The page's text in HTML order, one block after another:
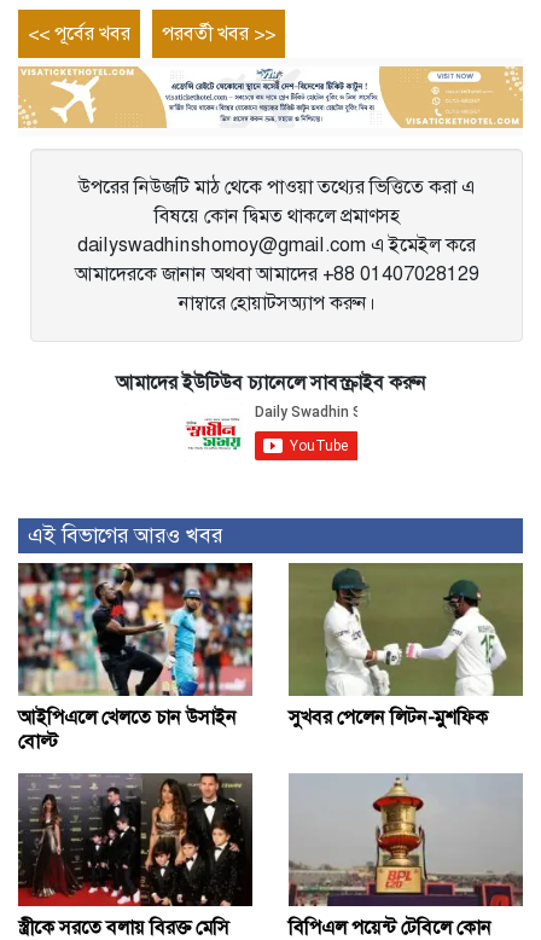
Post
navigation
<< পূর্বের খবর
Previous
entry
পরবর্তী খবর >>
উপরের নিউজটি মাঠ থেকে পাওয়া তথ্যের ভিত্তিতে করা এ
বিষয়ে কোন দ্বিমত থাকলে প্রমাণসহ
dailyswadhinshomoy@gmail.com এ ইমেইল করে
আমাদেরকে জানান অথবা আমাদের +88 01407028129
নাম্বারে হোয়াটসঅ্যাপ করুন।
আমাদের ইউটিউব চ্যানেলে সাবস্ক্রাইব করুন
এই বিভাগের আরও খবর
আইপিএলে খেলতে চান উসাইন
বোল্ট
সুখবর পেলেন লিটন-মুশফিক
স্ত্রীকে সরতে বলায় বিরক্ত মেসি
বিপিএল পয়েন্ট টেবিলে কোন